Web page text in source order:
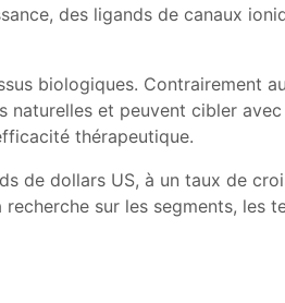
des ligands de canaux
biologiques. Contrairement
et peuvent cibler
thérapeutique.
de dollars US, à un taux de
sur les segments, les